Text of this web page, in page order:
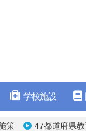
学校施設
策 47都道府県